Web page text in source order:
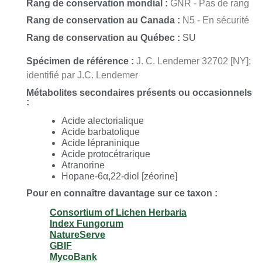
Rang de conservation mondial : GNR - Pas de rang
Rang de conservation au Canada : N5 - En sécurité
Rang de conservation au Québec : SU
Spécimen de référence : J. C. Lendemer 32702 [NY];
identifié par J.C. Lendemer
Métabolites secondaires présents ou occasionnels
:
Acide alectorialique
Acide barbatolique
Acide lépraninique
Acide protocétrarique
Atranorine
Hopane-6α,22-diol [zéorine]
Pour en connaître davantage sur ce taxon :
Consortium of Lichen Herbaria
Index Fungorum
NatureServe
GBIF
MycoBank